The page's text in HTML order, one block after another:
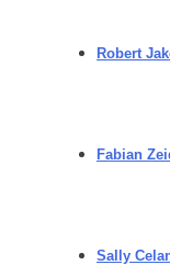
Robert
Fabian
Sally